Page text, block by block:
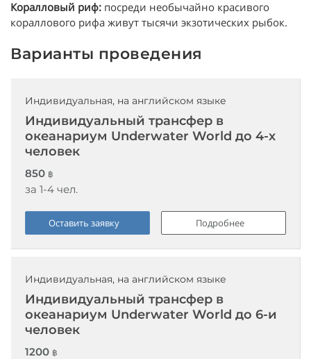
Коралловый риф: посреди необычайно красивого
кораллового рифа живут тысячи экзотических рыбок.
Варианты проведения
Индивидуальная, на английском языке
Индивидуальный трансфер в
океанариум Underwater World до 4-х
человек
850 ฿
за 1-4 чел.
Оставить заявку Подробнее
Индивидуальная, на английском языке
Индивидуальный трансфер в
океанариум Underwater World до 6-и
человек
1200 ฿